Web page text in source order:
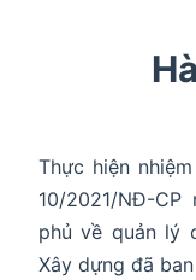
Thực hiện
10/2021/NĐ-CP
phủ về quản lý
Xây dựng đã